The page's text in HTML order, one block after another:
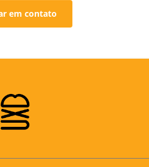
em contato